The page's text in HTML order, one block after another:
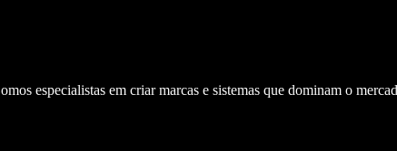
especialistas em criar marcas e sistemas que dominam o